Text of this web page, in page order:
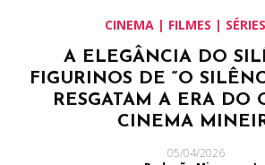
CINEMA | FILMES |
A ELEGÂNCIA DO
FIGURINOS DE “O
RESGATAM A ERA DO
CINEMA
05/04/2026